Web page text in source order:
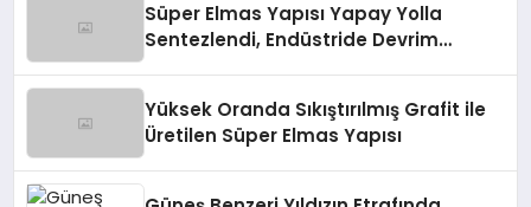
Süper Elmas Yapısı Yapay Yolla
Sentezlendi, Endüstride Devrim
Yüksek Oranda Sıkıştırılmış Grafit ile
Üretilen Süper Elmas Yapısı